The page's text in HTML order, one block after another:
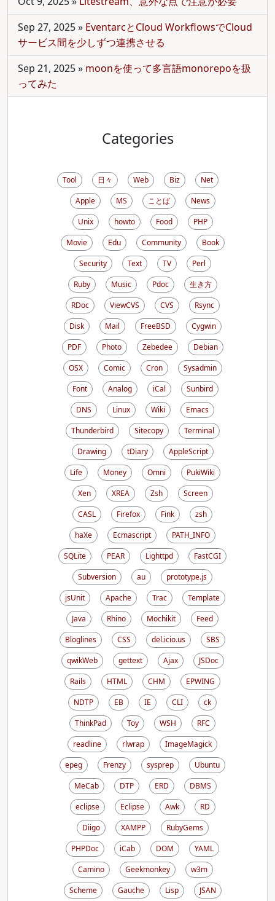
Sep 27, 2025» EventarcとCloud WorkflowsでCloud
サービス間を少しずつ連携させる
Sep 21, 2025» moonを使って多言語monorepoを扱
ってみた
Categories
Tool 日々 Web Biz
Net
Apple
MS ことば
News
Unix
howto Food
PHP
Movie
Edu Community
Book
Security
Text TV
Perl
Ruby
Music Pdoc
生き方
RDoc
ViewCVS CVS
Rsync
Disk
Mail FreeBSD
Cygwin
PDF
Photo Zebedee
Debian
OSX
Comic Cron
Sysadmin
Font
Analog iCal
Sunbird
DNS
Linux Wiki
Emacs
Thunderbird
Sitecopy
Terminal
Drawing
tDiary
AppleScript
Life
Money Omni
PukiWiki
Xen
XREA Zsh
Screen
CASL
Firefox Fink
zsh
haXe
Ecmascript
PATH_INFO
SQLite
PEAR Lighttpd
FastCGI
Subversion
au
prototype.js
jsUnit
Apache Trac
Template
Java
Rhino Mochikit
Feed
Bloglines
CSS del.icio.us
SBS
qwikWeb
gettext Ajax
JSDoc
Rails
HTML CHM
EPWING
NDTP
EB IE CLI
ck
ThinkPad
Toy WSH
RFC
readline
rlwrap
ImageMagick
epeg
Frenzy sysprep
Ubuntu
MeCab
DTP ERD
DBMS
eclipse
Eclipse Awk
RD
Diigo
XAMPP
RubyGems
PHPDoc
iCab DOM
YAML
Camino
Geekmonkey
w3m
Scheme
Gauche Lisp
JSAN